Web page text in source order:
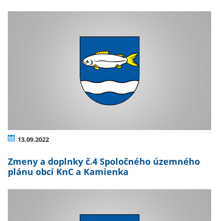
13.09.2022
Zmeny a doplnky č.4 Spoločného územného
plánu obcí KnC a Kamienka